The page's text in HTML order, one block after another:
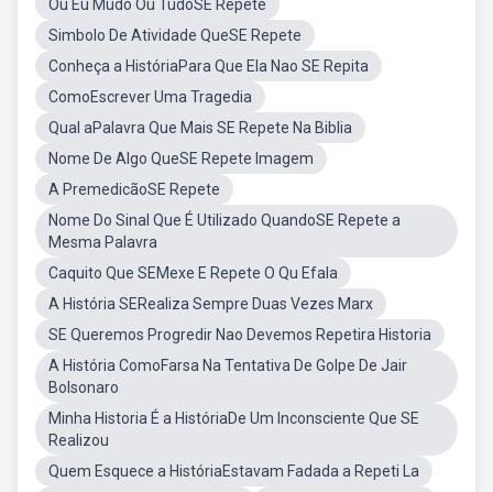
Ou Eu Mudo Ou TudoSE Repete
Simbolo De Atividade QueSE Repete
Conheça a HistóriaPara Que Ela Nao SE Repita
ComoEscrever Uma Tragedia
Qual aPalavra Que Mais SE Repete Na Biblia
Nome De Algo QueSE Repete Imagem
A PremedicãoSE Repete
Nome Do Sinal Que É Utilizado QuandoSE Repete a
Mesma Palavra
Caquito Que SEMexe E Repete O Qu Efala
A História SERealiza Sempre Duas Vezes Marx
SE Queremos Progredir Nao Devemos Repetira Historia
A História ComoFarsa Na Tentativa De Golpe De Jair
Bolsonaro
Minha Historia É a HistóriaDe Um Inconsciente Que SE
Realizou
Quem Esquece a HistóriaEstavam Fadada a Repeti La